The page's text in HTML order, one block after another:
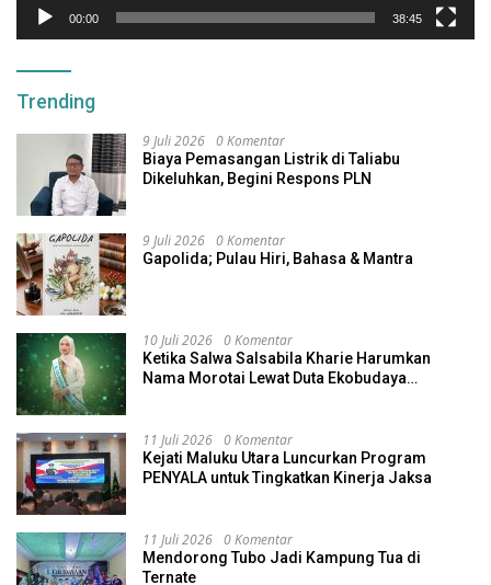
00:00 38:45
Trending
9 Juli 2026 0 Komentar
Biaya Pemasangan Listrik di Taliabu
Dikeluhkan, Begini Respons PLN
9 Juli 2026 0 Komentar
Gapolida; Pulau Hiri, Bahasa & Mantra
10 Juli 2026 0 Komentar
Ketika Salwa Salsabila Kharie Harumkan
Nama Morotai Lewat Duta Ekobudaya
11 Juli 2026 0 Komentar
Kejati Maluku Utara Luncurkan Program
PENYALA untuk Tingkatkan Kinerja Jaksa
11 Juli 2026 0 Komentar
Mendorong Tubo Jadi Kampung Tua di
Ternate